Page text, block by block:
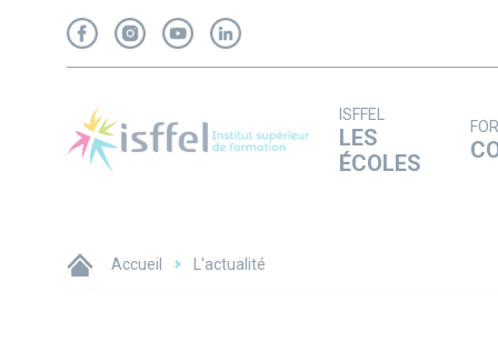
ISFFEL
LES
ÉCOLES
Accueil L'actualité
Panneau de gestion des cookies